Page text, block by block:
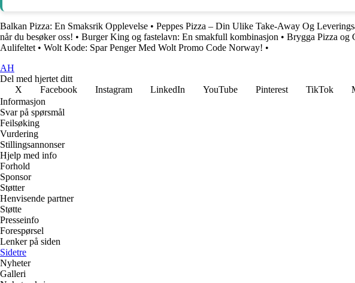
Balkan Pizza: En Smaksrik Opplevelse • Peppes Pizza – Din Ulike Take-Away Og
når du besøker oss! • Burger King og fastelavn: En smakfull kombinasjon • Brygga Pizza og
Aulifeltet • Wolt Kode: Spar Penger Med Wolt Promo Code Norway! •
AH
Del med hjertet ditt
X
Facebook Instagram LinkedIn YouTube Pinterest TikTok
Informasjon
Svar på spørsmål
Feilsøking
Vurdering
Stillingsannonser
Hjelp med info
Forhold
Sponsor
Støtter
Henvisende partner
Støtte
Presseinfo
Forespørsel
Lenker på siden
Sidetre
Nyheter
Galleri